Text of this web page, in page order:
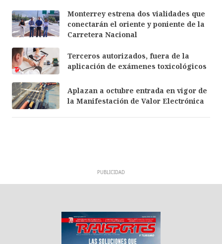
Monterrey estrena dos vialidades que
conectarán el oriente y poniente de la
Carretera Nacional
Terceros autorizados, fuera de la
aplicación de exámenes toxicológicos
Aplazan a octubre entrada en vigor de
la Manifestación de Valor Electrónica
PUBLICIDAD